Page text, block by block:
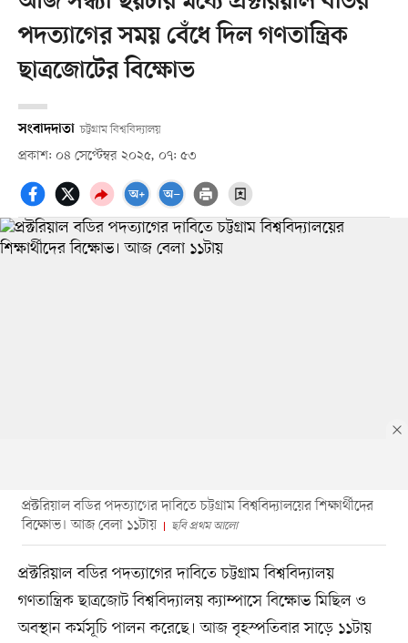
পদত্যাগের সময় বেঁধে দিল গণতান্ত্রিক
ছাত্রজোটের বিক্ষোভ
সংবাদদাতা চট্টগ্রাম বিশ্ববিদ্যালয়
প্রকাশ: ০৪ সেপ্টেম্বর ২০২৫, ০৭: ৫৩
প্রক্টরিয়াল বডির পদত্যাগের দাবিতে চট্টগ্রাম বিশ্ববিদ্যালয়ের শিক্ষার্থীদের
বিক্ষোভ। আজ বেলা ১১টায়
ছবি প্রথম আলো
প্রক্টরিয়াল বডির পদত্যাগের দাবিতে চট্টগ্রাম বিশ্ববিদ্যালয়
গণতান্ত্রিক ছাত্রজোট বিশ্ববিদ্যালয় ক্যাম্পাসে বিক্ষোভ মিছিল ও
অবস্থান কর্মসূচি পালন করেছে। আজ বৃহস্পতিবার সাড়ে ১১টায়